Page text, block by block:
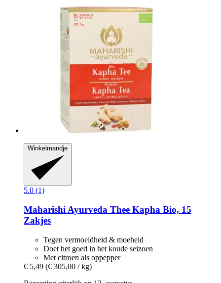
Winkelmandje
5.0 (1)
Maharishi Ayurveda Thee Kapha Bio, 15
Zakjes
Tegen vermoeidheid & moeheid
Doet het goed in het koude seizoen
Met citroen als oppepper
€ 5,49 (€ 305,00 / kg)